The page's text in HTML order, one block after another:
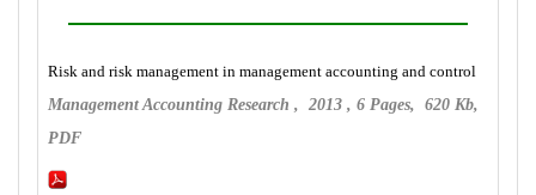
Risk and risk management in management accounting and control
Management Accounting Research , 2013 , 6 Pages, 620 Kb,
PDF